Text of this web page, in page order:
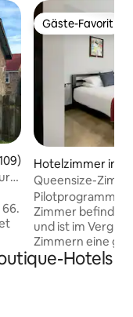
Bewertung:
Gäste-Favorit
Gäste-Favorit
Hotelzimmer in
Queensize-
von
Pilotprogramm 1
Zimmer befindet
und ist im
Zimmern eine
Verfügt über ein
ein halbes Bad en
Hotels